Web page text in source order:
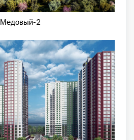
Медовый-2